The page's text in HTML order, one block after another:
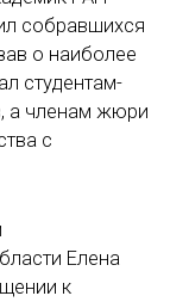
собравшихся
о наиболее
студентам-
а членам жюри
с
Елена
к